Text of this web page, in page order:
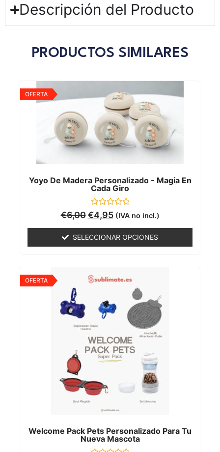
Descripción del Producto
PRODUCTOS SIMILARES
Yoyo De Madera Personalizado - Magia En
Cada Giro
Valorado
con
5
OFERTA
€6,00 €4,95 (IVA no incl.)
SELECCIONAR OPCIONES
Welcome Pack Pets Personalizado Para Tu
Nueva Mascota
OFERTA